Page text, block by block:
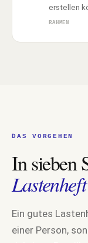
erstellen
RAHMEN
DAS VORGEHEN
In sieben
Lastenheft
Ein gutes
einer Person,